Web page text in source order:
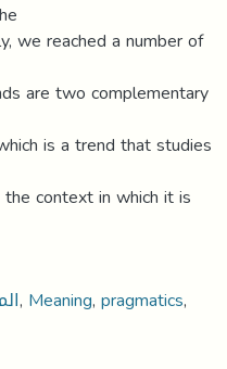
we reached a number of
are two complementary
is a trend that studies
context in which it is
, Meaning,pragmatics,